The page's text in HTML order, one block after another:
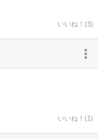
いいね！(3)
いいね！(1)